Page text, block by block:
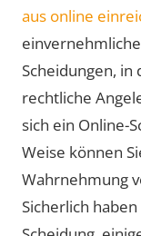
aus online
Scheidungen,
rechtliche
sich ein Online-
Weise können
Wahrnehmung
Sicherlich